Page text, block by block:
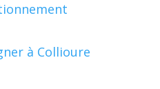
à Collioure